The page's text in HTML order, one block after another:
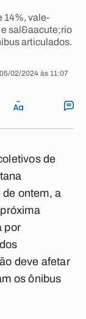
14%, vale-
sal&aacute;rio
articulados.
02/2024 às 11:07
de
ontem, a
por
deve afetar
os ônibus